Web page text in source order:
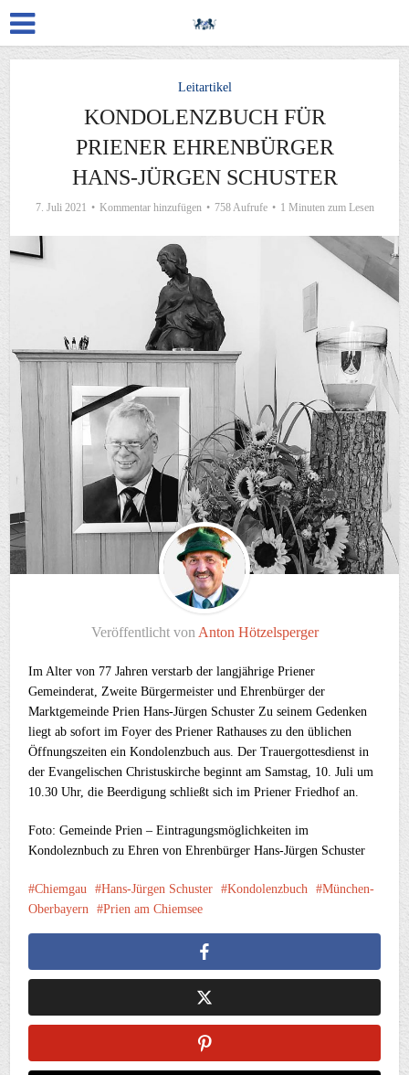
Leitartikel
KONDOLENZBUCH FÜR
PRIENER EHRENBÜRGER
HANS-JÜRGEN SCHUSTER
7. Juli 2021 Kommentar hinzufügen 758 Aufrufe 1 Minuten zum Lesen
Veröffentlicht von Anton Hötzelsperger
Im Alter von 77 Jahren verstarb der langjährige Priener
Gemeinderat, Zweite Bürgermeister und Ehrenbürger der
Marktgemeinde Prien Hans-Jürgen Schuster Zu seinem Gedenken
liegt ab sofort im Foyer des Priener Rathauses zu den üblichen
Öffnungszeiten ein Kondolenzbuch aus. Der Trauergottesdienst in
der Evangelischen Christuskirche beginnt am Samstag, 10. Juli um
10.30 Uhr, die Beerdigung schließt sich im Priener Friedhof an.
Foto: Gemeinde Prien – Eintragungsmöglichkeiten im
Kondoleznbuch zu Ehren von Ehrenbürger Hans-Jürgen Schuster
Chiemgau Hans-Jürgen Schuster Kondolenzbuch
München-
Oberbayern
Prien am Chiemsee